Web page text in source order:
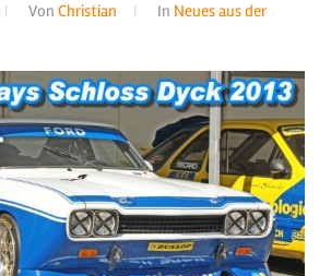
Von Christian In Neues aus der